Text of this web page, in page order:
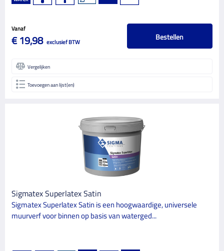
Vanaf
€ 19,98 exclusief BTW Bestellen
Vergelijken
Toevoegen aan lijst(en)
Sigmatex Superlatex Satin
Sigmatex Superlatex Satin is een hoogwaardige, universele
muurverf voor binnen op basis van waterged...